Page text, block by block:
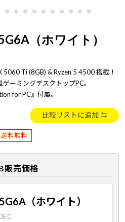
（ホワイト）
Ti (8GB) & Ryzen 5 4500 搭載！
ーミングデスクトップPC。
for PC』付属。
比較リストに追加
送料無料
販売価格
（ホワイト）